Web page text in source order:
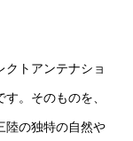
クトアンテナショ
。そのものを、
陸の独特の自然や